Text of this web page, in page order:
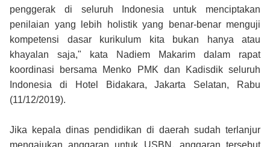
penggerak di seluruh Indonesia untuk menciptakan
penilaian yang lebih holistik yang benar-benar menguji
kompetensi dasar kurikulum kita bukan hanya atau
khayalan saja," kata Nadiem Makarim dalam rapat
koordinasi bersama Menko PMK dan Kadisdik seluruh
Indonesia di Hotel Bidakara, Jakarta Selatan, Rabu
(11/12/2019).
Jika kepala dinas pendidikan di daerah sudah terlanjur
mengajukan anggaran untuk USBN, anggaran tersebut